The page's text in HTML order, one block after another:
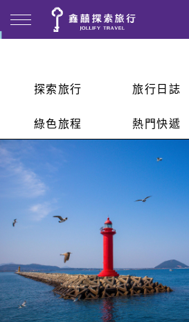
探索旅行 旅行日誌
綠色旅程 熱門快遞